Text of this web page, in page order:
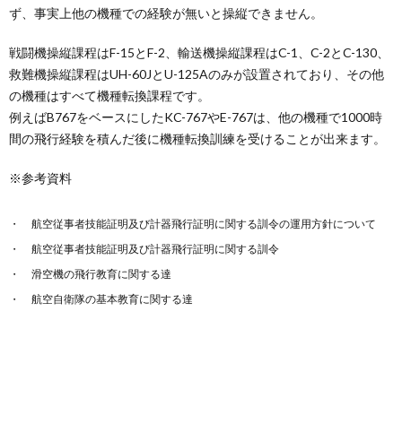
ず、事実上他の機種での経験が無いと操縦できません。
戦闘機操縦課程はF-15とF-2、輸送機操縦課程はC-1、C-2とC-130、
救難機操縦課程はUH-60JとU-125Aのみが設置されており、その他
の機種はすべて機種転換課程です。
例えばB767をベースにしたKC-767やE-767は、他の機種で1000時
間の飛行経験を積んだ後に機種転換訓練を受けることが出来ます。
※参考資料
航空従事者技能証明及び計器飛行証明に関する訓令の運用方針について
航空従事者技能証明及び計器飛行証明に関する訓令
滑空機の飛行教育に関する達
航空自衛隊の基本教育に関する達